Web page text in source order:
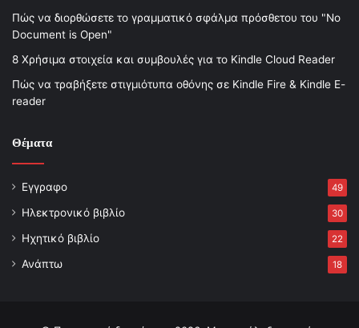
Πώς να διορθώσετε το γραμματικό σφάλμα πρόσθετου του "No
Document is Open"
8 Χρήσιμα στοιχεία και συμβουλές για το Kindle Cloud Reader
Πώς να τραβήξετε στιγμιότυπα οθόνης σε Kindle Fire & Kindle E-
reader
Θέματα
Εγγραφο 49
Ηλεκτρονικό βιβλίο 30
Ηχητικό βιβλίο 22
Ανάπτω 18